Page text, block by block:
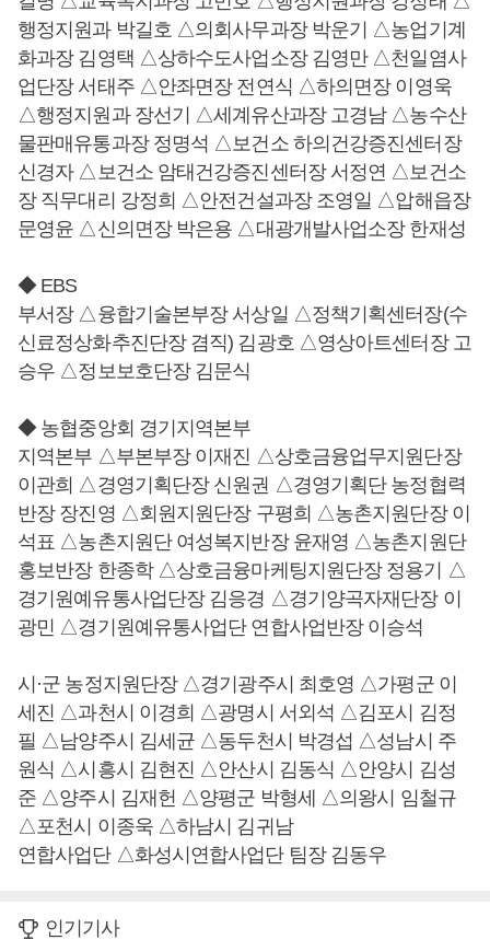
행정지원과 박길호 △의회사무과장 박운기 △농업기계
화과장 김영택 △상하수도사업소장 김영만 △천일염사
업단장 서태주 △안좌면장 전연식 △하의면장 이영욱
△행정지원과 장선기 △세계유산과장 고경남 △농수산
물판매유통과장 정명석 △보건소 하의건강증진센터장
신경자 △보건소 암태건강증진센터장 서정연 △보건소
장 직무대리 강정희 △안전건설과장 조영일 △압해읍장
문영윤 △신의면장 박은용 △대광개발사업소장 한재성
◆ EBS
부서장 △융합기술본부장 서상일 △정책기획센터장(수
신료정상화추진단장 겸직) 김광호 △영상아트센터장 고
승우 △정보보호단장 김문식
◆ 농협중앙회 경기지역본부
지역본부 △부본부장 이재진 △상호금융업무지원단장
이관희 △경영기획단장 신원권 △경영기획단 농정협력
반장 장진영 △회원지원단장 구평희 △농촌지원단장 이
석표 △농촌지원단 여성복지반장 윤재영 △농촌지원단
홍보반장 한종학 △상호금융마케팅지원단장 정용기 △
경기원예유통사업단장 김응경 △경기양곡자재단장 이
광민 △경기원예유통사업단 연합사업반장 이승석
시·군 농정지원단장 △경기광주시 최호영 △가평군 이
세진 △과천시 이경희 △광명시 서외석 △김포시 김정
필 △남양주시 김세균 △동두천시 박경섭 △성남시 주
원식 △시흥시 김현진 △안산시 김동식 △안양시 김성
준 △양주시 김재헌 △양평군 박형세 △의왕시 임철규
△포천시 이종욱 △하남시 김귀남
연합사업단 △화성시연합사업단 팀장 김동우
인기기사